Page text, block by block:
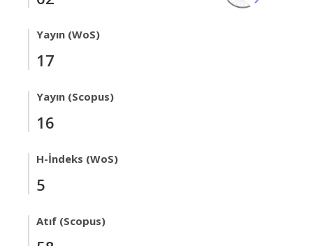
Yayın (WoS)
17
Yayın (Scopus)
16
H-İndeks (WoS)
5
Atıf (Scopus)